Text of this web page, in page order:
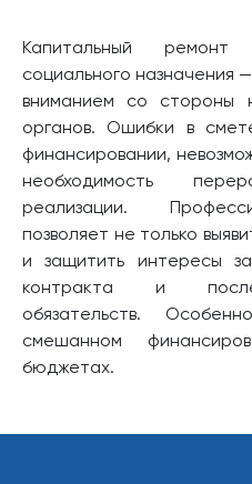
Капитальный
социального
вниманием со стороны
органов. Ошибки в
финансировании,
необходимость
реализации.
позволяет не только
и защитить интересы
контракта и
обязательств.
смешанном
бюджетах.